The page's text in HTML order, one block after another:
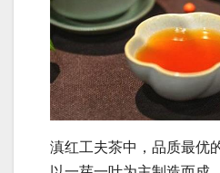
滇红工夫茶中，品质最优